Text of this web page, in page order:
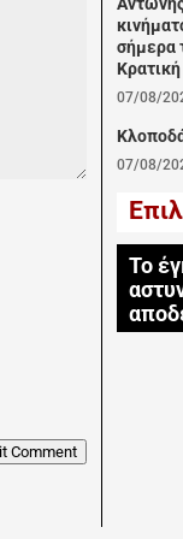
Comment
σήμερα
07/08/
07/08/
Το